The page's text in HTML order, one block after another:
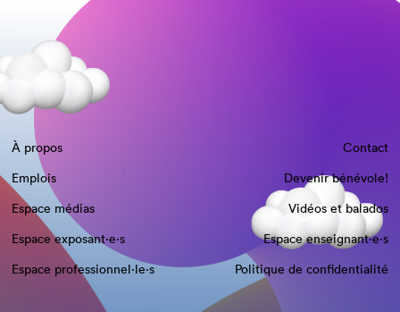
À propos
Contact
Emplois
Devenir bénévole!
Espace médias
Vidéos et balados
Espace exposant·e⋅s
Espace enseignant·e⋅s
Espace professionnel·le⋅s
Politique de confidentialité